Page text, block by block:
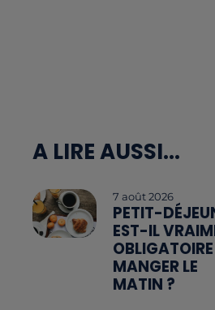
A LIRE AUSSI...
7 août 2026
PETIT-
EST-IL
OBLIGATOIRE
MANGER LE
MATIN ?